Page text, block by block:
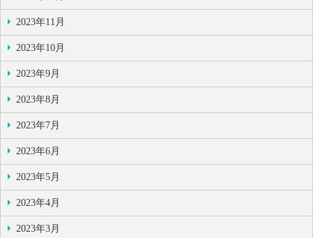
2023年11月
2023年10月
2023年9月
2023年8月
2023年7月
2023年6月
2023年5月
2023年4月
2023年3月